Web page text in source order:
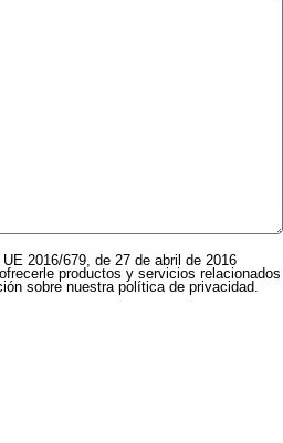
2016/679, de 27 de abril de 2016
productos y servicios relacionados
sobre nuestra política de privacidad.